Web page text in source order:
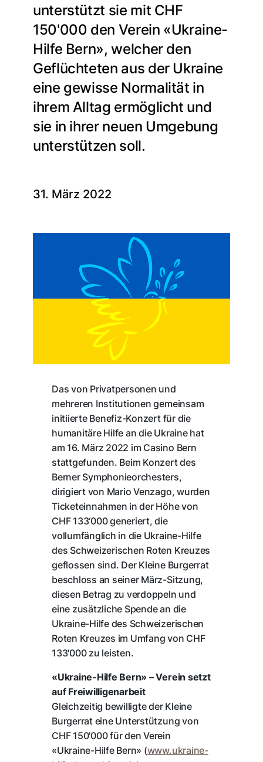
unterstützt sie mit CHF
150'000 den Verein «Ukraine-
Hilfe Bern», welcher den
Geflüchteten aus der Ukraine
eine gewisse Normalität in
ihrem Alltag ermöglicht und
sie in ihrer neuen Umgebung
unterstützen soll.
31. März 2022
Das von Privatpersonen und
mehreren Institutionen gemeinsam
initiierte Benefiz-Konzert für die
humanitäre Hilfe an die Ukraine hat
am 16. März 2022 im Casino Bern
stattgefunden. Beim Konzert des
Berner Symphonieorchesters,
dirigiert von Mario Venzago, wurden
Ticketeinnahmen in der Höhe von
CHF 133‘000 generiert, die
vollumfänglich in die Ukraine-Hilfe
des Schweizerischen Roten Kreuzes
geflossen sind. Der Kleine Burgerrat
beschloss an seiner März-Sitzung,
diesen Betrag zu verdoppeln und
eine zusätzliche Spende an die
Ukraine-Hilfe des Schweizerischen
Roten Kreuzes im Umfang von CHF
133'000 zu leisten.
«Ukraine-Hilfe Bern» – Verein setzt
auf Freiwilligenarbeit
Gleichzeitig bewilligte der Kleine
Burgerrat eine Unterstützung von
CHF 150'000 für den Verein
«Ukraine-Hilfe Bern» (www.ukraine-